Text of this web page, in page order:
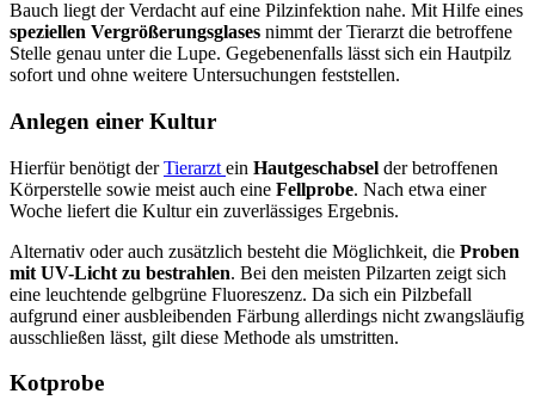
Bauch liegt der Verdacht auf eine Pilzinfektion nahe. Mit Hilfe eines
speziellen Vergrößerungsglases nimmt der Tierarzt die betroffene
Stelle genau unter die Lupe. Gegebenenfalls lässt sich ein Hautpilz
sofort und ohne weitere Untersuchungen feststellen.
Anlegen einer Kultur
Hierfür benötigt derTierarzt ein Hautgeschabsel der betroffenen
Körperstelle sowie meist auch eine Fellprobe. Nach etwa einer
Woche liefert die Kultur ein zuverlässiges Ergebnis.
Alternativ oder auch zusätzlich besteht die Möglichkeit, die Proben
mit UV-Licht zu bestrahlen. Bei den meisten Pilzarten zeigt sich
eine leuchtende gelbgrüne Fluoreszenz. Da sich ein Pilzbefall
aufgrund einer ausbleibenden Färbung allerdings nicht zwangsläufig
ausschließen lässt, gilt diese Methode als umstritten.
Kotprobe